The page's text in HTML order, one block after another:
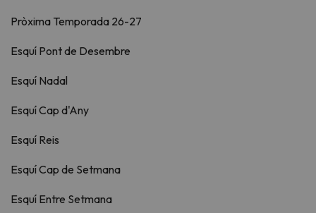
Pròxima Temporada 26-27
Esquí Pont de Desembre
Esquí Nadal
Esquí Cap d'Any
Esquí Reis
Esquí Cap de Setmana
Esquí Entre Setmana